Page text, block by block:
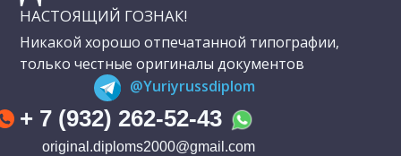
НАСТОЯЩИЙ ГОЗНАК!
Никакой хорошо отпечатанной типографии,
только честные оригиналы документов
@Yuriyrussdiplom
+ 7 (932) 262-52-43
original.diploms2000@gmail.com